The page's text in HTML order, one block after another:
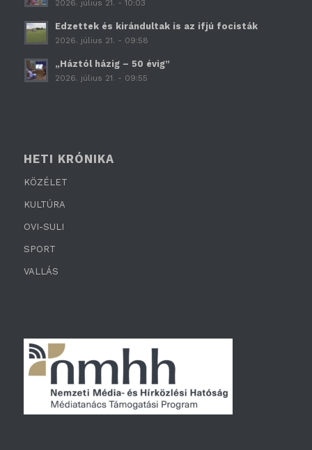
2026. július 21. - 10:03
Edzettek és kirándultak is az ifjú focisták
2026. július 21. - 09:58
„Háztól házig – 50 évig”
2026. július 21. - 09:55
HETI KRÓNIKA
KÖZÉLET
KULTÚRA
OVI-SULI
SPORT
VALLÁS